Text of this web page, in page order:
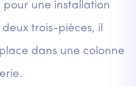
une installation
trois-pièces, il
dans une colonne